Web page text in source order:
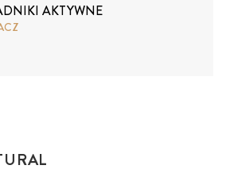
AKTYWNE